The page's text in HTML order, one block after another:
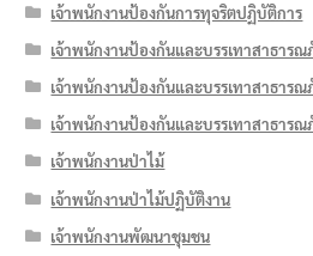
เจ้าพนักงานป้องกันการทุจริตปฏิบัติการ
เจ้าพนักงานป้องกันและบรรเทาสาธารณ
เจ้าพนักงานป้องกันและบรรเทาสาธาร
เจ้าพนักงานป้องกันและบรรเทาสาธาร
เจ้าพนักงานป่าไม้
เจ้าพนักงานป่าไม้ปฏิบัติงาน
เจ้าพนักงานพัฒนาชุมชน